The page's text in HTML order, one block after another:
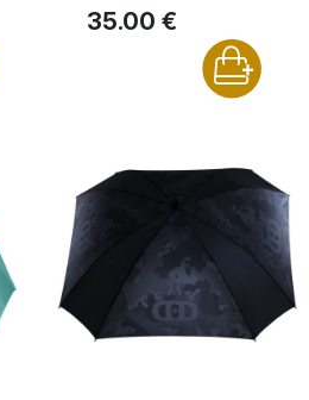
35.00 €